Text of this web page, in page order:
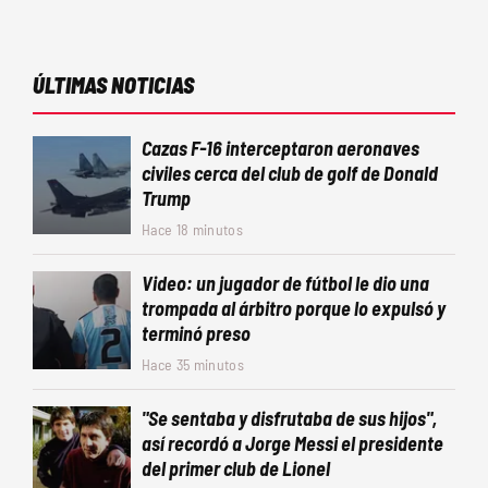
ÚLTIMAS NOTICIAS
Cazas F-16 interceptaron aeronaves
civiles cerca del club de golf de Donald
Trump
Hace 18 minutos
Video: un jugador de fútbol le dio una
trompada al árbitro porque lo expulsó y
terminó preso
Hace 35 minutos
"Se sentaba y disfrutaba de sus hijos",
así recordó a Jorge Messi el presidente
del primer club de Lionel